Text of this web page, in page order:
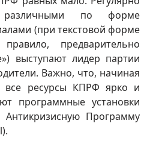
по форме
(при текстовой форме
предварительно
выступают лидер партии
Важно, что, начиная
все ресурсы КПРФ ярко и
программные установки
Программу